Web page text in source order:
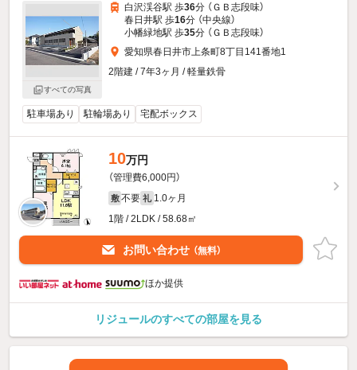
すべての写真
白沢渓谷駅 歩36分 （ＧＢ志段味）
春日井駅 歩16分 （中央線）
小幡緑地駅 歩35分 （ＧＢ志段味）
愛知県春日井市上条町8丁目141番地1
2階建 / 7年3ヶ月 / 軽量鉄骨
駐車場あり 駐輪場あり 宅配ボックス
10万円
（管理費6,000円）
敷 不要 礼 1.0ヶ月
1階 / 2LDK / 58.68㎡
お問い合わせ （無料）
ほか提供
リジュールのすべての部屋を見る